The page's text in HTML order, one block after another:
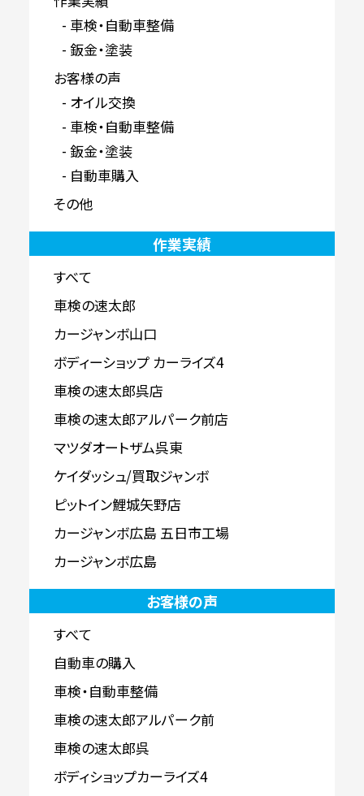
車検・自動車整備
鈑金・塗装
お客様の声
オイル交換
車検・自動車整備
鈑金・塗装
自動車購入
その他
作業実績
すべて
車検の速太郎
カージャンボ山口
ボディーショップ カーライズ4
車検の速太郎呉店
車検の速太郎アルパーク前店
マツダオートザム呉東
ケイダッシュ/買取ジャンボ
ピットイン鯉城矢野店
カージャンボ広島 五日市工場
カージャンボ広島
お客様の声
すべて
自動車の購入
車検・自動車整備
車検の速太郎アルパーク前
車検の速太郎呉
ボディショップカーライズ4